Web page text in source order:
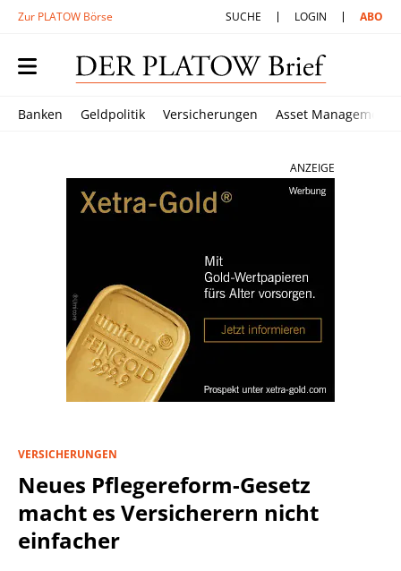
Zur PLATOW Börse SUCHE LOGIN ABO
Banken Geldpolitik Versicherungen Asset Management
ANZEIGE
VERSICHERUNGEN
Neues Pflegereform-Gesetz
macht es Versicherern nicht
einfacher